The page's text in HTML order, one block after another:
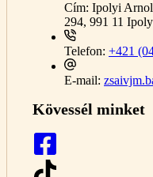
Cím: Ipolyi
294, 991 11
Telefon: +421
E-mail:
Kövessél minket